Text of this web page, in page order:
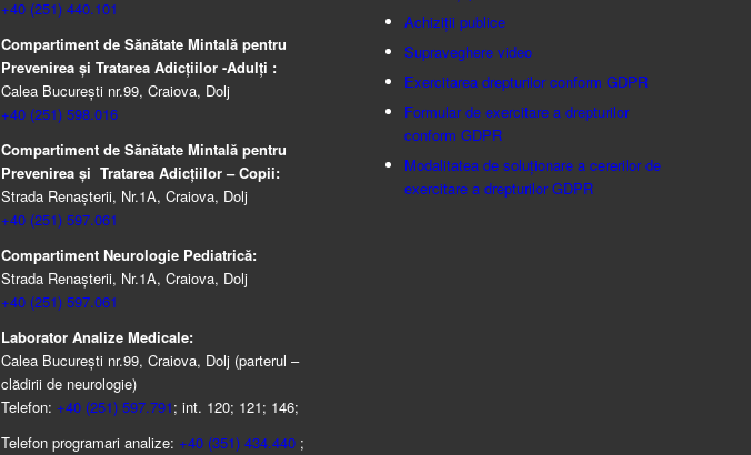
+40 (251) 440.101
Compartiment de Sănătate Mintală pentru
Prevenirea şi Tratarea Adicţiilor -Adulţi :
Calea București nr.99, Craiova, Dolj
+40 (251) 598.016
Compartiment de Sănătate Mintală pentru
Prevenirea şi Tratarea Adicţiilor – Copii:
Strada Renașterii, Nr.1A, Craiova, Dolj
+40 (251) 597.061
Compartiment Neurologie Pediatrică:
Strada Renaşterii, Nr.1A, Craiova, Dolj
+40 (251) 597.061
Laborator Analize Medicale:
Calea București nr.99, Craiova, Dolj (parterul –
clădirii de neurologie)
Telefon: +40 (251) 597.791; int. 120; 121; 146;
Telefon programari analize: +40 (351) 434.440;
Achiziții publice
Supraveghere video
Exercitarea drepturilor conform GDPR
Formular de exercitare a drepturilor
conform GDPR
Modalitatea de soluționare a cererilor de
exercitare a drepturilor GDPR